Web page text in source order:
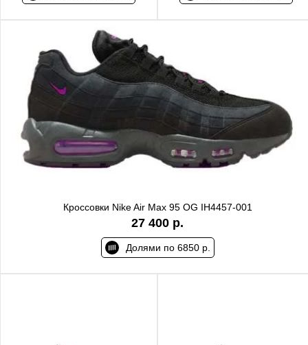
Кроссовки Nike Air Max 95 OG IH4457-001
27 400 р.
Долями по 6850 р.